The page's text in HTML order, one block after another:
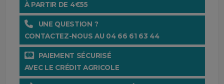
À PARTIR DE 4€55
UNE QUESTION ?
CONTACTEZ-NOUS AU 04 66 61 63 44
PAIEMENT SÉCURISÉ
AVEC LE CRÉDIT AGRICOLE